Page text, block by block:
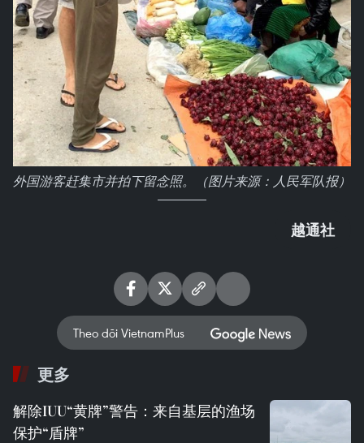
外国游客赶集市并拍下留念照。（图片来源：人民军队报）
越通社
Theo dõi VietnamPlus
更多
解除IUU“黄牌”警告：来自基层的渔场
保护“盾牌”